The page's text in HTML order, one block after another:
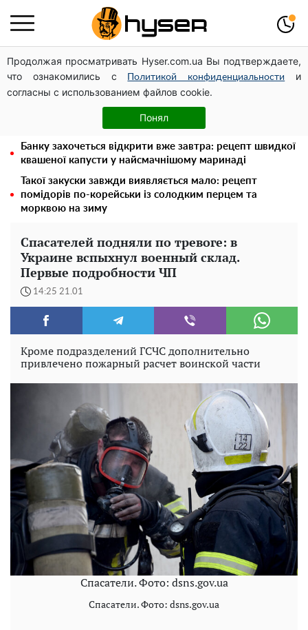
Продолжая просматривать Hyser.com.ua Вы подтверждаете,
что ознакомились с
Политикой конфиденциальности
и
согласны с использованием файлов cookie.
Понял
Дрони із націнкою: Олександр Конотопський вивів
мільйони оборонного бюджету через фіктивну фірму в
Естонії
Повністю гола Анна Трінчер блиснула "принадами":
таких розмірів ви ще не бачили
Банку захочеться відкрити вже завтра: рецепт швидкої
квашеної капусти у найсмачнішому маринаді
Такої закуски завжди виявляється мало: рецепт
помідорів по-корейськи із солодким перцем та
морквою на зиму
Спасателей подняли по тревоге: в
Украине вспыхнул военный склад.
Первые подробности ЧП
14:25 21.01
Кроме подразделений ГСЧС дополнительно
привлечено пожарный расчет воинской части
Спасатели. Фото: dsns.gov.ua
Спасатели. Фото: dsns.gov.ua